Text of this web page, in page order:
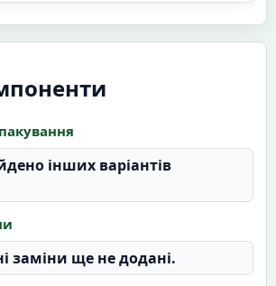
інших варіантів
заміни ще не додані.